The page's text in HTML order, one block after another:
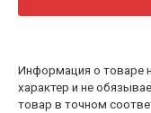
Информация о товаре
характер и не
товар в точном